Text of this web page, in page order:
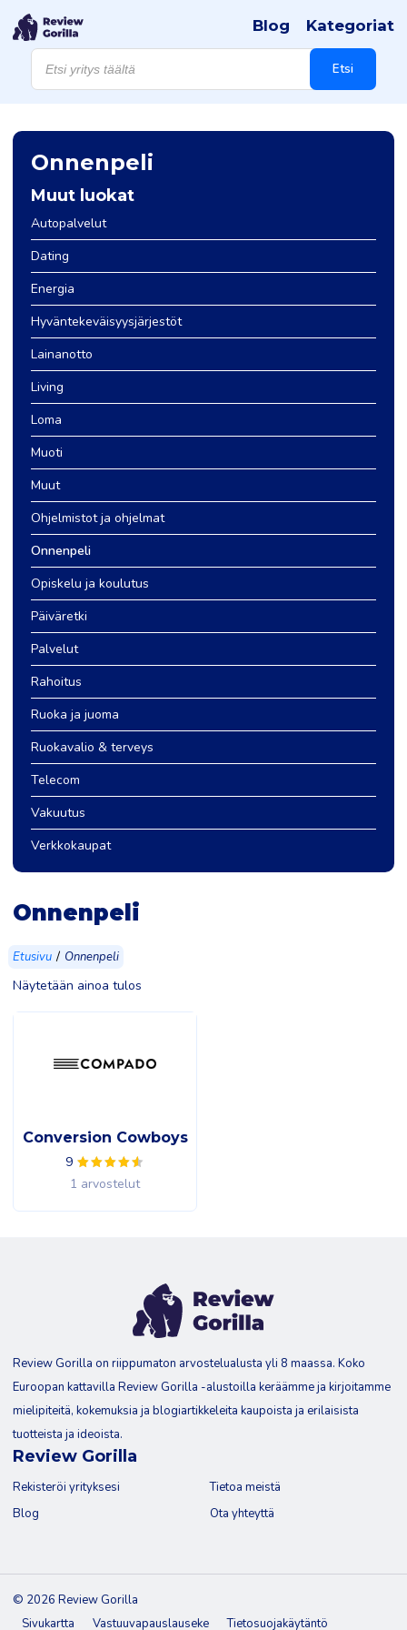
Products
search Etsi
Blog Kategoriat
Onnenpeli
Muut luokat
Autopalvelut
Dating
Energia
Hyväntekeväisyysjärjestöt
Lainanotto
Living
Loma
Muoti
Muut
Ohjelmistot ja ohjelmat
Onnenpeli
Opiskelu ja koulutus
Päiväretki
Palvelut
Rahoitus
Ruoka ja juoma
Ruokavalio & terveys
Telecom
Vakuutus
Verkkokaupat
Onnenpeli
Etusivu / Onnenpeli
Näytetään ainoa tulos
Conversion Cowboys
9
1 arvostelut
Review Gorilla on riippumaton arvostelualusta yli 8 maassa. Koko
Euroopan kattavilla Review Gorilla -alustoilla keräämme ja kirjoitamme
mielipiteitä, kokemuksia ja blogiartikkeleita kaupoista ja erilaisista
tuotteista ja ideoista.
Review Gorilla
Rekisteröi yrityksesi
Blog
Tietoa meistä
Ota yhteyttä
© 2026 Review Gorilla
Sivukartta
Vastuuvapauslauseke Tietosuojakäytäntö